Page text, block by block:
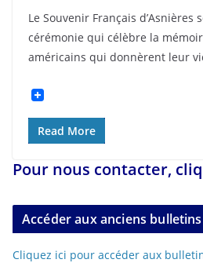
Le Souvenir Français d’Asnières
cérémonie qui célèbre la
américains qui donnèrent leur
Read More
Pour nous contacter,
Accéder aux anciens
Cliquez ici pour accéder aux